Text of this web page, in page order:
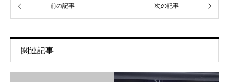
前の記事 次の記事
関連記事